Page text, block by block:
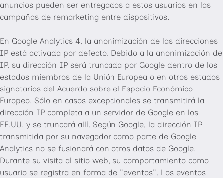
anuncios pueden ser entregados a estos usuarios en las
campañas de remarketing entre dispositivos.
En Google Analytics 4, la anonimización de las direcciones
IP está activada por defecto. Debido a la anonimización de
IP, su dirección IP será truncada por Google dentro de los
estados miembros de la Unión Europea o en otros estados
signatarios del Acuerdo sobre el Espacio Económico
Europeo. Sólo en casos excepcionales se transmitirá la
dirección IP completa a un servidor de Google en los
EE.UU. y se truncará allí. Según Google, la dirección IP
transmitida por su navegador como parte de Google
Analytics no se fusionará con otros datos de Google.
Durante su visita al sitio web, su comportamiento como
usuario se registra en forma de "eventos". Los eventos